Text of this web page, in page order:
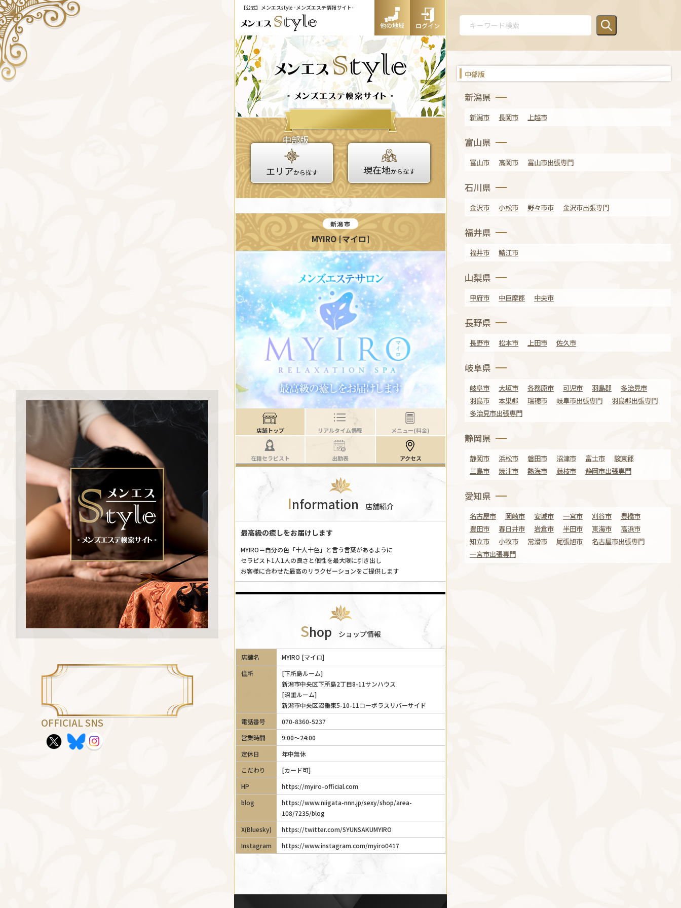
【公式】メンエスstyle -メンズエステ情報サイト-
他の地域 ログイン
OFFICIAL SNS
中部版
新潟県
新潟市 長岡市 上越市
富山県
富山市 高岡市 富山市出張専門
石川県
金沢市 小松市 野々市市 金沢市出張専門
福井県
福井市 鯖江市
山梨県
甲府市 中巨摩郡 中央市
長野県
長野市 松本市 上田市 佐久市
岐阜県
岐阜市 大垣市 各務原市 可児市 羽島郡
多治見市
羽島市
本巣郡 瑞穂市 岐阜市出張専門
羽島郡出張専門
多治見市出張専門
静岡県
静岡市 浜松市 磐田市 沼津市 富士市
駿東郡
三島市
焼津市 熱海市 藤枝市 静岡市出張専門
愛知県
名古屋市 岡崎市 安城市 一宮市 刈谷市
豊橋市
豊田市
春日井市 岩倉市 半田市 東海市
高浜市
知立市
小牧市 常滑市 尾張旭市
名古屋市出張専門
一宮市出張専門
中部版
エリアから探す 現在地から探す
新潟市
MYIRO [マイロ]
店舗トップ リアルタイム情報 メニュー(料金)
在籍セラピスト 出勤表 アクセス
Information 店舗紹介
最高級の癒しをお届けします
MYIRO＝自分の色「十人十色」と言う言葉があるように
セラピスト1人1人の良さと個性を最大限に引き出し
お客様に合わせた最高のリラクゼーションをご提供します
Shop ショップ情報
店舗名
MYIRO [マイロ]
住所
[下所島ルーム]
新潟市中央区下所島2丁目8-11サンハウス
[沼垂ルーム]
新潟市中央区沼垂東5-10-11コーポラスリバーサイド
電話番号
070-8360-5237
営業時間
9:00～24:00
定休日
年中無休
こだわり
[カード可]
HP
https://myiro-official.com
blog
https://www.niigata-nnn.jp/sexy/shop/area-
108/7235/blog
X(Bluesky)
https://twitter.com/SYUNSAKUMYIRO
Instagram
https://www.instagram.com/myiro0417